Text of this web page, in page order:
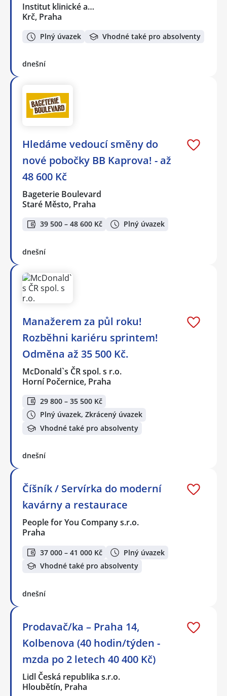
Institut klinické a…
Krč, Praha
Plný úvazek Vhodné také pro absolventy
dnešní
Hledáme vedoucí směny do
nové pobočky BB Kaprova! - až
48 600 Kč
Bageterie Boulevard
Staré Město, Praha
39 500 – 48 600 Kč Plný úvazek
dnešní
Manažerem za půl roku!
Rozběhni kariéru sprintem!
Odměna až 35 500 Kč.
McDonald`s ČR spol. s r.o.
Horní Počernice, Praha
29 800 – 35 500 Kč
Plný úvazek, Zkrácený úvazek
Vhodné také pro absolventy
dnešní
Číšník / Servírka do moderní
kavárny a restaurace
People for You Company s.r.o.
Praha
37 000 – 41 000 Kč
Plný úvazek
Vhodné také pro absolventy
dnešní
Prodavač/ka – Praha 14,
Kolbenova (40 hodin/týden -
mzda po 2 letech 40 400 Kč)
Lidl Česká republika s.r.o.
Hloubětín, Praha